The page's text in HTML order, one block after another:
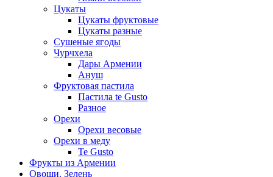
Цукаты
Цукаты фруктовые
Цукаты разные
Сушеные ягоды
Чурчхела
Дары Армении
Ануш
Фруктовая пастила
Пастила te Gusto
Разное
Орехи
Орехи весовые
Орехи в меду
Te Gusto
Фрукты из Армении
Овощи. Зелень